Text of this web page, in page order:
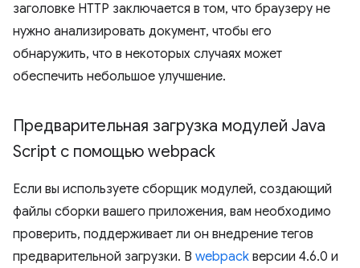
заголовке HTTP заключается в том, что браузеру не
нужно анализировать документ, чтобы его
обнаружить, что в некоторых случаях может
обеспечить небольшое улучшение.
Предварительная загрузка модулей Java
Script с помощью webpack
Если вы используете сборщик модулей, создающий
файлы сборки вашего приложения, вам необходимо
проверить, поддерживает ли он внедрение тегов
предварительной загрузки. В webpack версии 4.6.0 и